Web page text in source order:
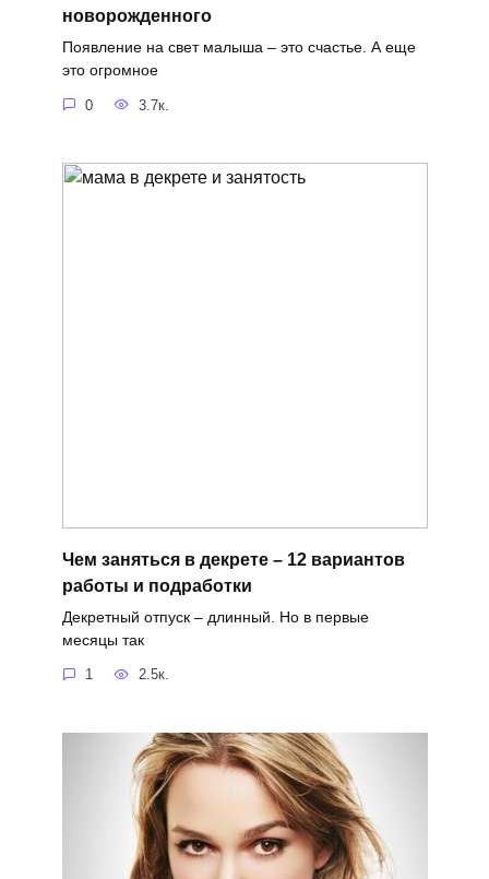
новорожденного
Появление на свет малыша – это счастье. А еще
это огромное
0 3.7к.
Чем заняться в декрете – 12 вариантов
работы и подработки
Декретный отпуск – длинный. Но в первые
месяцы так
1 2.5к.